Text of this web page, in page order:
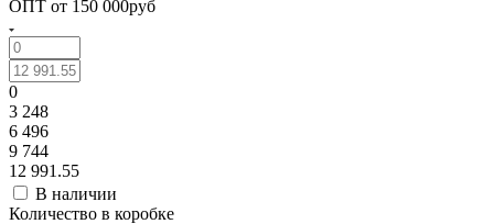
ОПТ от 150 000руб
0
3 248
6 496
9 744
12 991.55
В наличии
Количество в коробке